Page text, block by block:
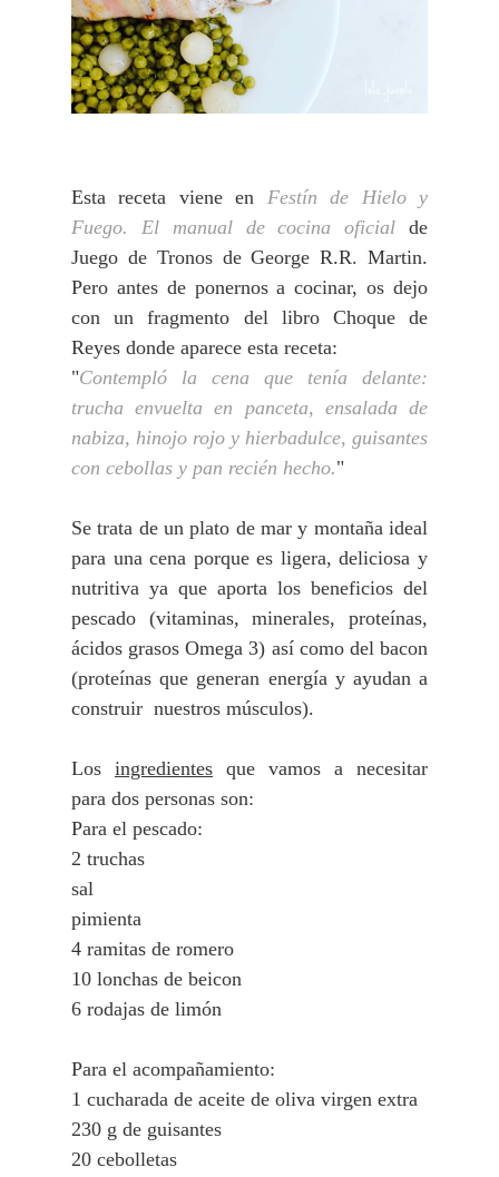
Esta receta viene en Festín de Hielo y
Fuego. El manual de cocina oficial de
Juego de Tronos de George R.R. Martin.
Pero antes de ponernos a cocinar, os dejo
con un fragmento del libro Choque de
Reyes donde aparece esta receta:
"Contempló la cena que tenía delante:
trucha envuelta en panceta, ensalada de
nabiza, hinojo rojo y hierbadulce, guisantes
con cebollas y pan recién hecho."
Se trata de un plato de mar y montaña ideal
para una cena porque es ligera, deliciosa y
nutritiva ya que aporta los beneficios del
pescado (vitaminas, minerales, proteínas,
ácidos grasos Omega 3) así como del bacon
(proteínas que generan energía y ayudan a
construir nuestros músculos).
Los ingredientes que vamos a necesitar
para dos personas son:
Para el pescado:
2 truchas
sal
pimienta
4 ramitas de romero
10 lonchas de beicon
6 rodajas de limón
Para el acompañamiento:
1 cucharada de aceite de oliva virgen extra
230 g de guisantes
20 cebolletas